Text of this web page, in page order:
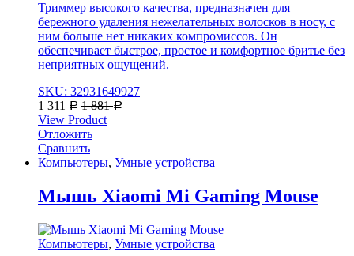
Триммер высокого качества, предназначен для
бережного удаления нежелательных волосков в носу, с
ним больше нет никаких компромиссов. Он
обеспечивает быстрое, простое и комфортное бритье без
неприятных ощущений.
SKU: 32931649927
1 311
Р 1 881Р
View Product
Отложить
Сравнить
Компьютеры, Умные устройства
Мышь Xiaomi Mi Gaming Mouse
Компьютеры, Умные устройства